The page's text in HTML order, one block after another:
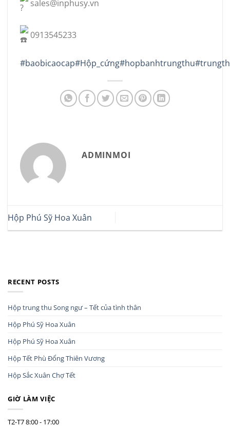
sales@inphusy.vn
0913545233
#baobicaocap#Hộp_cứng#hopbanhtrungthu
ADMINMOI
Hộp Phú Sỹ Hoa Xuân
RECENT POSTS
Hộp trung thu Song ngư – Tết của tình thân
Hộp Phú Sỹ Hoa Xuân
Hộp Phú Sỹ Hoa Xuân
Hộp Tết Phù Đổng Thiên Vương
Hộp Sắc Xuân Chợ Tết
GIỜ LÀM VIỆC
T2-T78:00 - 17:00